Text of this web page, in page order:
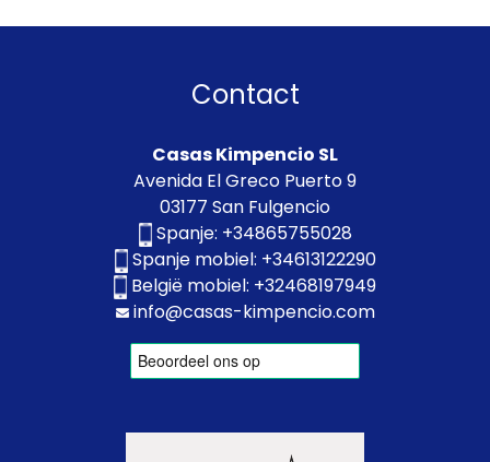
Contact
Casas Kimpencio SL
Avenida El Greco Puerto 9
03177 San Fulgencio
Spanje: +34865755028
Spanje mobiel: +34613122290
België mobiel: +32468197949
info@casas-kimpencio.com